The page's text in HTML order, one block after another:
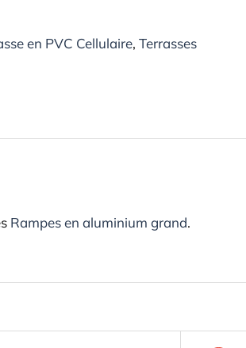
en PVC Cellulaire, Terrasses
Rampes en aluminium grand.